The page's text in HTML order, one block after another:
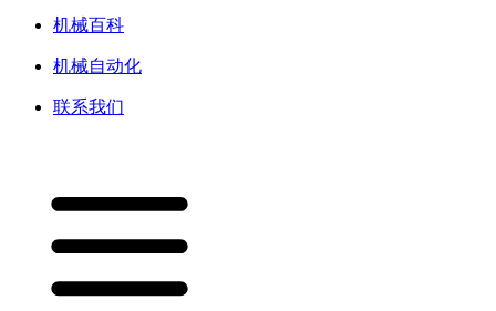
机械百科
机械自动化
联系我们